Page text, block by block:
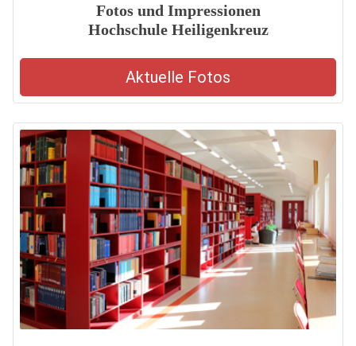
Fotos und Impressionen
Hochschule Heiligenkreuz
Aktuelle Fotos